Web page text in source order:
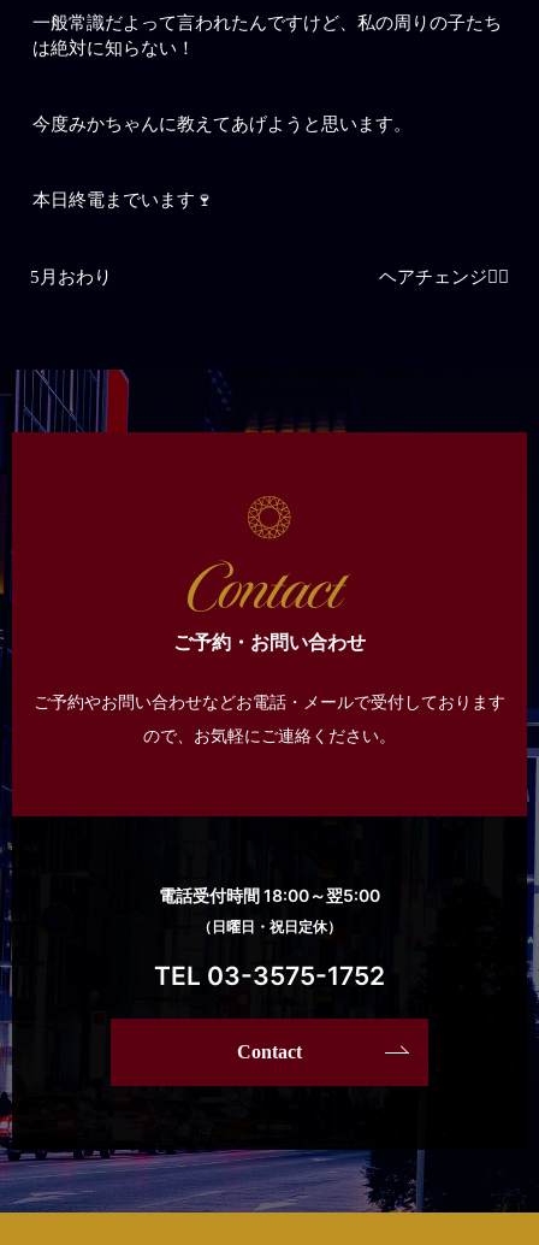
一般常識だよって言われたんですけど、私の周りの子たち
は絶対に知らない！
今度みかちゃんに教えてあげようと思います。
本日終電までいます🍷
5月おわり ヘアチェンジ💇‍♀️
ご予約・お問い合わせ
ご予約やお問い合わせなどお電話・メールで受付しております
ので、 お気軽にご連絡ください。
電話受付時間 18:00～翌5:00
（日曜日・祝日定休）
TEL 03-3575-1752
Contact